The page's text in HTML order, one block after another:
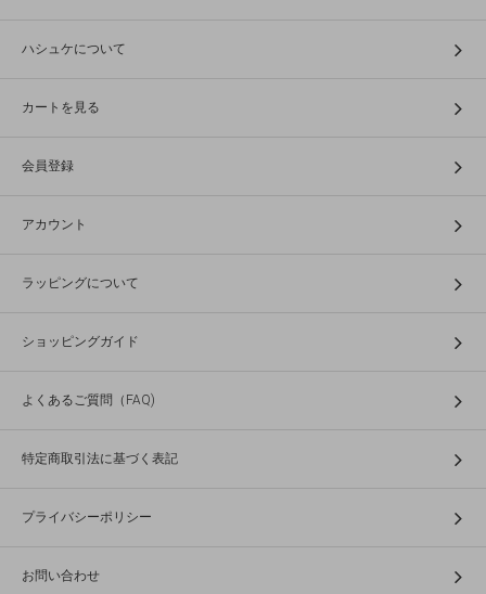
ハシュケについて
カートを見る
会員登録
アカウント
ラッピングについて
ショッピングガイド
よくあるご質問（FAQ)
特定商取引法に基づく表記
プライバシーポリシー
お問い合わせ